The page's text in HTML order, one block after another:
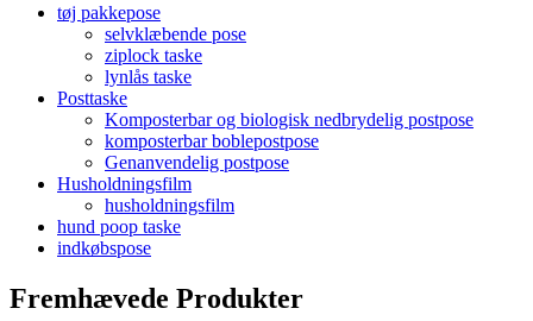
tøj pakkepose
selvklæbende pose
ziplock taske
lynlås taske
Posttaske
Komposterbar og biologisk nedbrydelig postpose
komposterbar boblepostpose
Genanvendelig postpose
Husholdningsfilm
husholdningsfilm
hund poop taske
indkøbspose
Fremhævede Produkter